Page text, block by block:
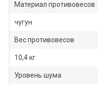
Материал противовесов
чугун
Вес противовесов
10,4 кг
Уровень шума